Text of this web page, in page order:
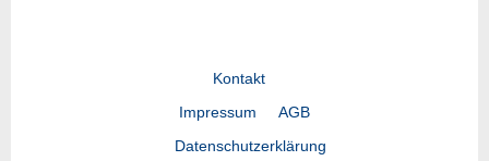
Kontakt
Impressum
AGB
Datenschutzerklärung